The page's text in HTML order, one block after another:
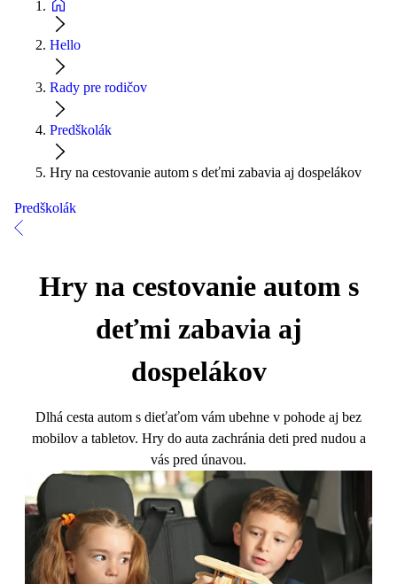
Hello
Rady pre rodičov
Predškolák
Hry na cestovanie autom s deťmi zabavia aj dospelákov
Predškolák
Hry na cestovanie autom s
deťmi zabavia aj
dospelákov
Dlhá cesta autom s dieťaťom vám ubehne v pohode aj bez
mobilov a tabletov. Hry do auta zachránia deti pred nudou a
vás pred únavou.